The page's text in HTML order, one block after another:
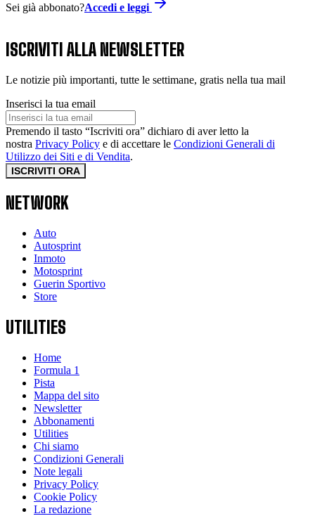
Sei già abbonato?Accedi e leggi
ISCRIVITI ALLA NEWSLETTER
Le notizie più importanti, tutte le settimane, gratis nella tua mail
Inserisci la tua email
Premendo il tasto “Iscriviti ora” dichiaro di aver letto la
nostra Privacy Policy e di accettare le Condizioni Generali di
Utilizzo dei Siti e di Vendita.
ISCRIVITI ORA
NETWORK
Auto
Autosprint
Inmoto
Motosprint
Guerin Sportivo
Store
UTILITIES
Home
Formula 1
Pista
Mappa del sito
Newsletter
Abbonamenti
Utilities
Chi siamo
Condizioni Generali
Note legali
Privacy Policy
Cookie Policy
La redazione